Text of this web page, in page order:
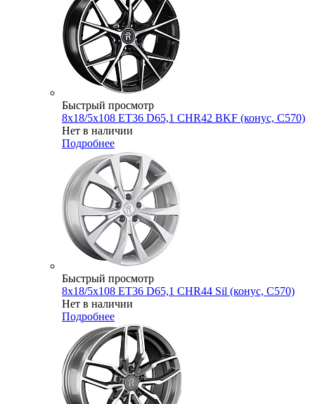
Быстрый просмотр
8x18/5x108 ET36 D65,1 CHR42 BKF (конус, C570)
Нет в наличии
Подробнее
Быстрый просмотр
8x18/5x108 ET36 D65,1 CHR44 Sil (конус, C570)
Нет в наличии
Подробнее